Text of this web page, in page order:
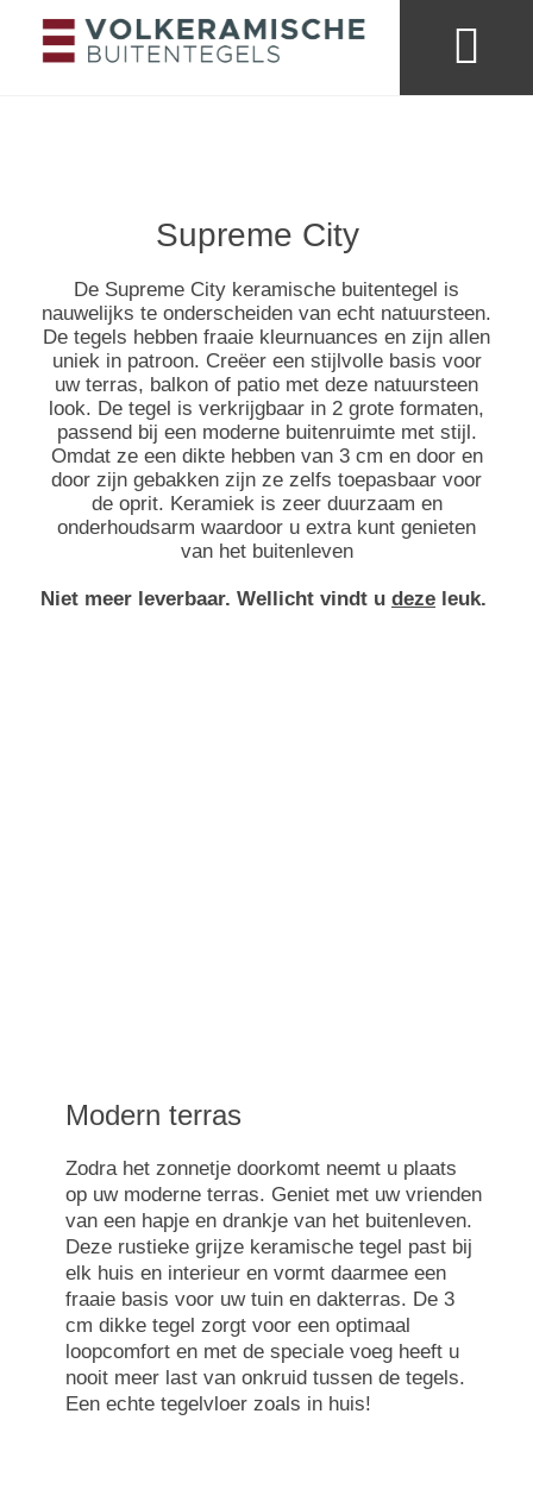
Supreme City
De Supreme City keramische buitentegel is
nauwelijks te onderscheiden van echt natuursteen.
De tegels hebben fraaie kleurnuances en zijn allen
uniek in patroon. Creëer een stijlvolle basis voor
uw terras, balkon of patio met deze natuursteen
look. De tegel is verkrijgbaar in 2 grote formaten,
passend bij een moderne buitenruimte met stijl.
Omdat ze een dikte hebben van 3 cm en door en
door zijn gebakken zijn ze zelfs toepasbaar voor
de oprit. Keramiek is zeer duurzaam en
onderhoudsarm waardoor u extra kunt genieten
van het buitenleven
Niet meer leverbaar. Wellicht vindt u deze leuk.
Modern terras
Zodra het zonnetje doorkomt neemt u plaats
op uw moderne terras. Geniet met uw vrienden
van een hapje en drankje van het buitenleven.
Deze rustieke grijze keramische tegel past bij
elk huis en interieur en vormt daarmee een
fraaie basis voor uw tuin en dakterras. De 3
cm dikke tegel zorgt voor een optimaal
loopcomfort en met de speciale voeg heeft u
nooit meer last van onkruid tussen de tegels.
Een echte tegelvloer zoals in huis!